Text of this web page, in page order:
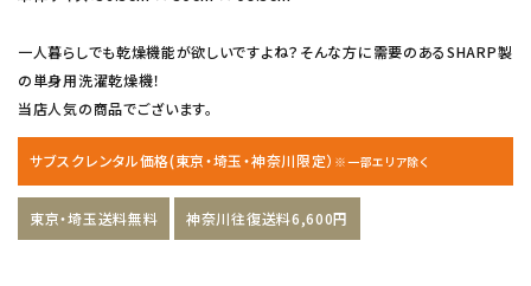
一人暮らしでも乾燥機能が欲しいですよね？そんな方に需要のあるSHARP製
の単身用洗濯乾燥機！
当店人気の商品でございます。
サブスクレンタル価格(東京・埼玉・神奈川限定） ※一部エリア除く
東京・埼玉送料無料 神奈川往復送料6,600円